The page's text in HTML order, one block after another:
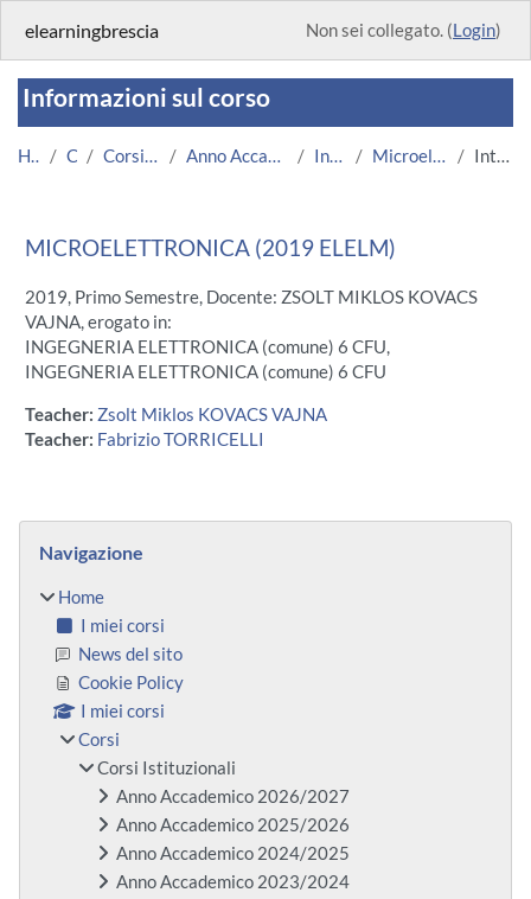
elearningbrescia Non sei collegato. (Login)
Informazioni sul corso
Home Corsi Corsi Istituzionali Anno Accademico 2019/2020 Ingegneria Microelettronica 2019 Introduzione
MICROELETTRONICA (2019 ELELM)
2019, Primo Semestre, Docente: ZSOLT MIKLOS KOVACS
VAJNA, erogato in:
INGEGNERIA ELETTRONICA (comune) 6 CFU,
INGEGNERIA ELETTRONICA (comune) 6 CFU
Teacher: Zsolt Miklos KOVACS VAJNA
Teacher: Fabrizio TORRICELLI
Blocchi
Navigazione
Home
I miei corsi
News del sito
Cookie Policy
I miei corsi
Corsi
Corsi Istituzionali
Anno Accademico 2026/2027
Anno Accademico 2025/2026
Anno Accademico 2024/2025
Anno Accademico 2023/2024